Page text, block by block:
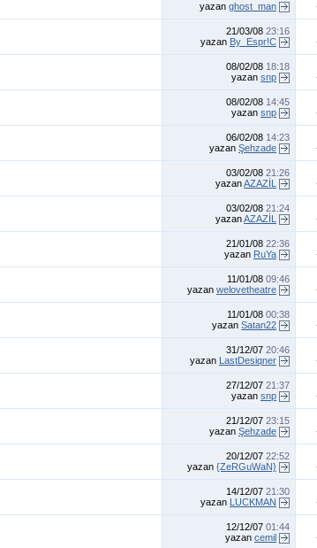
yazan ghost_man
21/03/08 23:16
yazan By_Espr!C
08/02/08 18:18
yazan snp
08/02/08 14:45
yazan snp
06/02/08 14:23
yazan Şehzade
03/02/08 21:26
yazanAZAZİL
03/02/08 21:24
yazanAZAZİL
21/01/08 22:36
yazan RuYa
11/01/08 09:46
yazan welovetheatre
11/01/08 00:38
yazan Satan22
31/12/07 20:46
yazan LastDesiqner
27/12/07 21:37
yazan snp
21/12/07 23:15
yazan Şehzade
20/12/07 22:52
yazan {ZeRGuWaN}
14/12/07 21:30
yazan LUCKMAN
12/12/07 01:44
yazan cemil